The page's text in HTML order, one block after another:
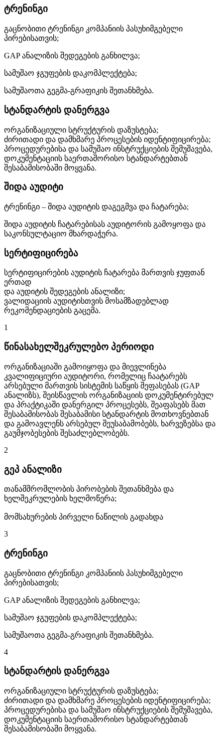
ტრენინგი
გაცნობითი ტრენინგი კომპანიის პასუხიმგებელი
პირებისათვის;
GAP ანალიზის შედეგების განხილვა;
სამუშაო ჯგუფების დაკომპლექტება;
სამუშაოთა გეგმა-გრაფიკის შეთანხმება.
სტანდარტის დანერგვა
ორგანიზაციული სტრუქტურის დაზუსტება;
ძირითადი და დამხმარე პროცესების იდენტიფიცირება;
პროცედურებისა და სამუშაო ინსტრუქციების შემუშავება,
დოკუმენტაციის საერთაშორისო სტანდარტებთან
შესაბამისობაში მოყვანა.
შიდა აუდიტი
ტრენინგი – შიდა აუდიტის დაგეგმვა და ჩატარება;
შიდა აუდიტის ჩატარებისას აუდიტორის გამოყოფა და
საკონსულტაციო მხარდაჭერა.
სერტიფიცირება
სერტიფიცირების აუდიტის ჩატარება მართვის ჯუფთან
ერთად
და აუდიტის შედეგების ანალიზი;
ვალიდაციის აუდიტისთვის მოსამზადებლად
რეკომენდაციების გაცემა.
1
წინასახელშეკრულებო პერიოდი
ორგანიზაციაში გამოიყოფა და მიევლინება
კვალიფიციური აუდიტორი, რომელიც ჩაატარებს
არსებული მართვის სისტემის საწყის შეფასებას (GAP
ანალიზს), შეისწავლის ორგანიზაციის დოკუმენტირებულ
და პრაქტიკაში დანერგილ პროცესებს, შეაფასებს მათ
შესაბამისობას შესაბამისი სტანდარტის მოთხოვნებთან
და გამოავლენს არსებულ შეუსაბამობებს, ხარვეზებსა და
გაუმჯობესების შესაძლებლობებს.
2
გეპ ანალიზი
თანამშრომლობის პირობების შეთანხმება და
ხელშეკრულების ხელმოწერა;
მომსახურების პირველი ნაწილის გადახდა
3
ტრენინგი
გაცნობითი ტრენინგი კომპანიის პასუხიმგებელი
პირებისათვის;
GAP ანალიზის შედეგების განხილვა;
სამუშაო ჯგუფების დაკომპლექტება;
სამუშაოთა გეგმა-გრაფიკის შეთანხმება.
4
სტანდარტის დანერგვა
ორგანიზაციული სტრუქტურის დაზუსტება;
ძირითადი და დამხმარე პროცესების იდენტიფიცირება;
პროცედურებისა და სამუშაო ინსტრუქციების შემუშავება,
დოკუმენტაციის საერთაშორისო სტანდარტებთან
შესაბამისობაში მოყვანა.